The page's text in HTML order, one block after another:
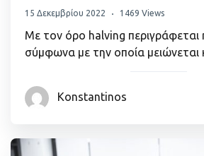
15 Δεκεμβρίου 2022 1469 Views
Με τον όρο halving περιγράφεται
σύμφωνα με την οποία
Konstantinos